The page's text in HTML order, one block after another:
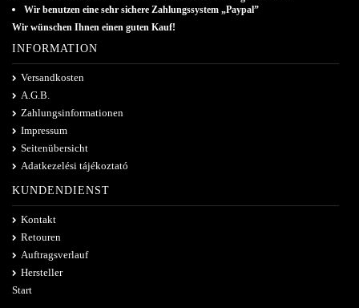
Wir benutzen eine sehr sichere Zahlungssystem „Paypal”
Wir wünschen Ihnen einen guten Kauf!
INFORMATION
Versandkosten
A.G.B.
Zahlungsinformationen
Impressum
Seitenübersicht
Adatkezelési tájékoztató
KUNDENDIENST
Kontakt
Retouren
Auftragsverlauf
Hersteller
Start